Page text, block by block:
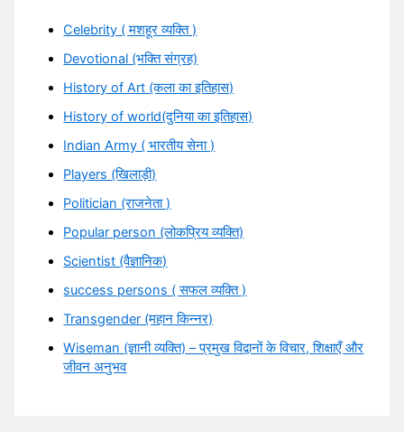
Celebrity ( मशहूर व्यक्ति )
Devotional (भक्ति संग्रह)
History of Art (कला का इतिहास)
History of world(दुनिया का इतिहास)
Indian Army ( भारतीय सेना )
Players (खिलाड़ी)
Politician (राजनेता )
Popular person (लोकप्रिय व्यक्ति)
Scientist (वैज्ञानिक)
success persons ( सफल व्यक्ति )
Transgender (महान किन्नर)
Wiseman (ज्ञानी व्यक्ति) – प्रमुख विद्वानों के विचार, शिक्षाएँ और
जीवन अनुभव